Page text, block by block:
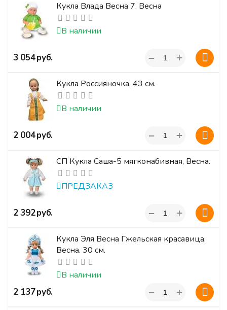
Кукла Влада Весна 7. Весна
В наличии
‍3 054‍руб. +
−
Кукла Россияночка, 43 см.
В наличии
‍2 004‍руб. +
−
СП Кукла Саша-5 мягконабивная, Весна.
ПРЕДЗАКАЗ
‍2 392‍руб. +
−
Кукла Эля Весна Гжельская красавица.
Весна. 30 см.
В наличии
‍2 137‍руб. +
−